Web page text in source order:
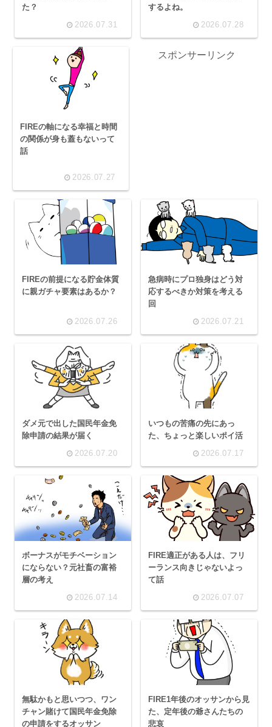
た？
2026.07.31
するよね。
2026.07.28
FIREの軸になる幸福と時間
の関係が身も蓋もないって
話
2026.07.27
スポンサーリンク
FIREの前提になる貯金体質
に親ガチャ要素はあるか？
2026.07.26
急病時にプロ独身はどう対
応するべきか対策を考える
回
2026.07.21
ダメ元で出した国民年金免
除申請の結果が届く
2026.07.20
いつもの苦痛の先にあっ
た、ちょっと楽しいポイ活
2026.07.17
ボーナスがモチベーション
にならない？元社畜の富裕
層の考え
2026.07.14
FIRE適正がある人は、フリ
ーランス向きじゃないよっ
て話
2026.07.07
無駄かもと思いつつ、ワン
チャン賭けて国民年金免除
の申請をするオッサン
FIRE1年後のオッサンから見
た、定年後の爺さんたちの
悲哀